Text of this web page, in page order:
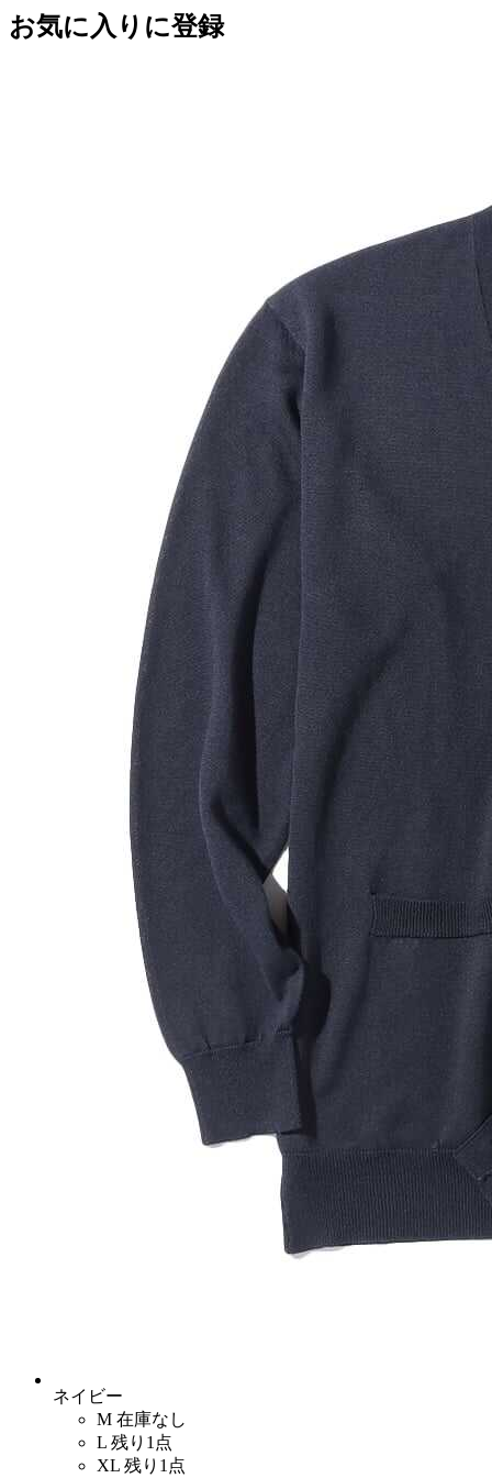
お気に入りに登録
ネイビー
M 在庫なし
L 残り1点
XL 残り1点